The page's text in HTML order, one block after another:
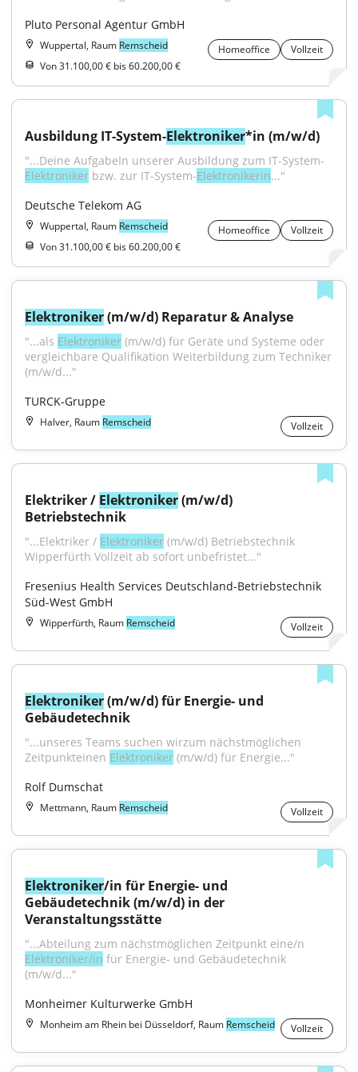
Pluto Personal Agentur GmbH
Wuppertal, Raum Remscheid Homeoffice
Vollzeit
Von 31.100,00 € bis 60.200,00 €
Ausbildung IT-System-Elektroniker*in (m/w/d)
"...Deine AufgabeIn unserer Ausbildung zum IT-System-
Elektroniker bzw. zur IT-System-Elektronikerin..."
Deutsche Telekom AG
Wuppertal, Raum Remscheid Homeoffice
Vollzeit
Von 31.100,00 € bis 60.200,00 €
Elektroniker (m/w/d) Reparatur & Analyse
"...als Elektroniker (m/w/d) für Geräte und Systeme oder
vergleichbare Qualifikation Weiterbildung zum Techniker
(m/w/d..."
TURCK-Gruppe
Halver, Raum Remscheid Vollzeit
Elektriker / Elektroniker (m/w/d)
Betriebstechnik
"...Elektriker / Elektroniker (m/w/d) Betriebstechnik
Wipperfürth Vollzeit ab sofort unbefristet..."
Fresenius Health Services Deutschland-Betriebstechnik
Süd-West GmbH
Wipperfürth, Raum Remscheid Vollzeit
Elektroniker (m/w/d) für Energie- und
Gebäudetechnik
"...unseres Teams suchen wirzum nächstmöglichen
Zeitpunkteinen Elektroniker (m/w/d) für Energie..."
Rolf Dumschat
Mettmann, Raum Remscheid Vollzeit
Elektroniker/in für Energie- und
Gebäudetechnik (m/w/d) in der
Veranstaltungsstätte
Elektroniker/in für Energie- und Gebäudetechnik
(m/w/d..."
Monheimer Kulturwerke GmbH
Monheim am Rhein bei Düsseldorf, Raum Remscheid Vollzeit